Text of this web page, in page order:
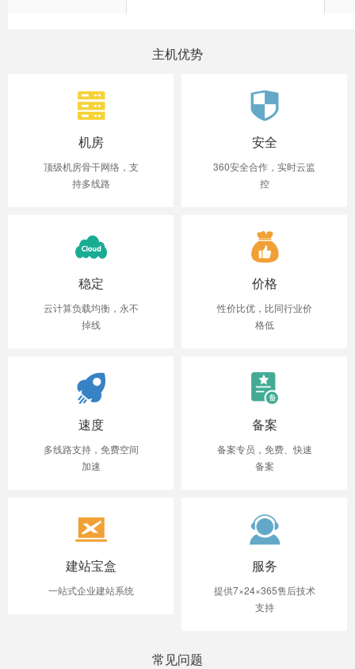
主机优势
机房
顶级机房骨干网络，支
持多线路
安全
360安全合作，实时云监
控
稳定
云计算负载均衡，永不
掉线
价格
性价比优，比同行业价
格低
速度
多线路支持，免费空间
加速
备案
备案专员，免费、快速
备案
建站宝盒
一站式企业建站系统
服务
提供7×24×365售后技术
支持
常见问题